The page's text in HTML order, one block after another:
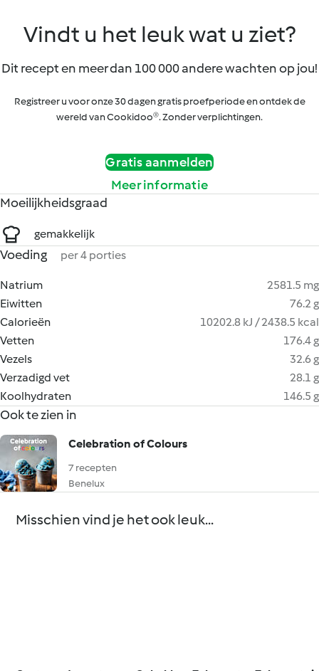
Vindt u het leuk wat u ziet?
Dit recept en meer dan 100 000 andere wachten op jou!
Registreer u voor onze 30 dagen gratis proefperiode en ontdek de
wereld van Cookidoo®. Zonder verplichtingen.
Gratis aanmelden
Meer informatie
Moeilijkheidsgraad
gemakkelijk
Voeding per 4 porties
Natrium
2581.5 mg
Eiwitten
76.2 g
Calorieën
10202.8 kJ / 2438.5 kcal
Vetten
176.4 g
Vezels
32.6 g
Verzadigd vet
28.1 g
Koolhydraten
146.5 g
Ook te zien in
Celebration of Colours
7 recepten
Benelux
Misschien vind je het ook leuk...